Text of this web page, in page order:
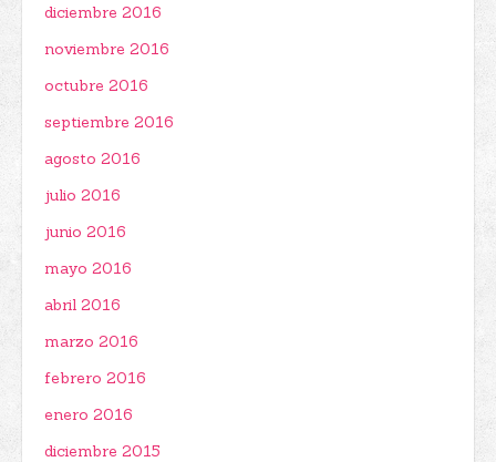
diciembre 2016
noviembre 2016
octubre 2016
septiembre 2016
agosto 2016
julio 2016
junio 2016
mayo 2016
abril 2016
marzo 2016
febrero 2016
enero 2016
diciembre 2015